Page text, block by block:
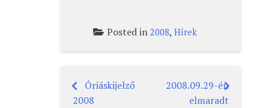
Posted in 2008, Hírek
Bejegyzés
Óriáskijelző
2008
2008.09.29-én
elmaradt